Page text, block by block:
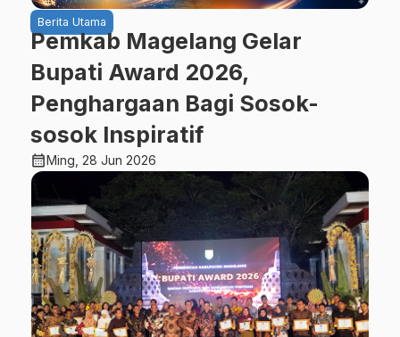
Berita Utama
Pemkab Magelang Gelar
Bupati Award 2026,
Penghargaan Bagi Sosok-
sosok Inspiratif
calendar_monthMing, 28 Jun 2026